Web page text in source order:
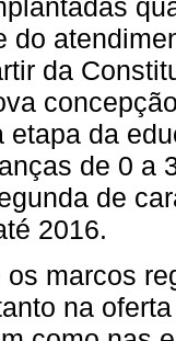
do
da
etapa da
de 0 a
de
2016.
os marcos
na